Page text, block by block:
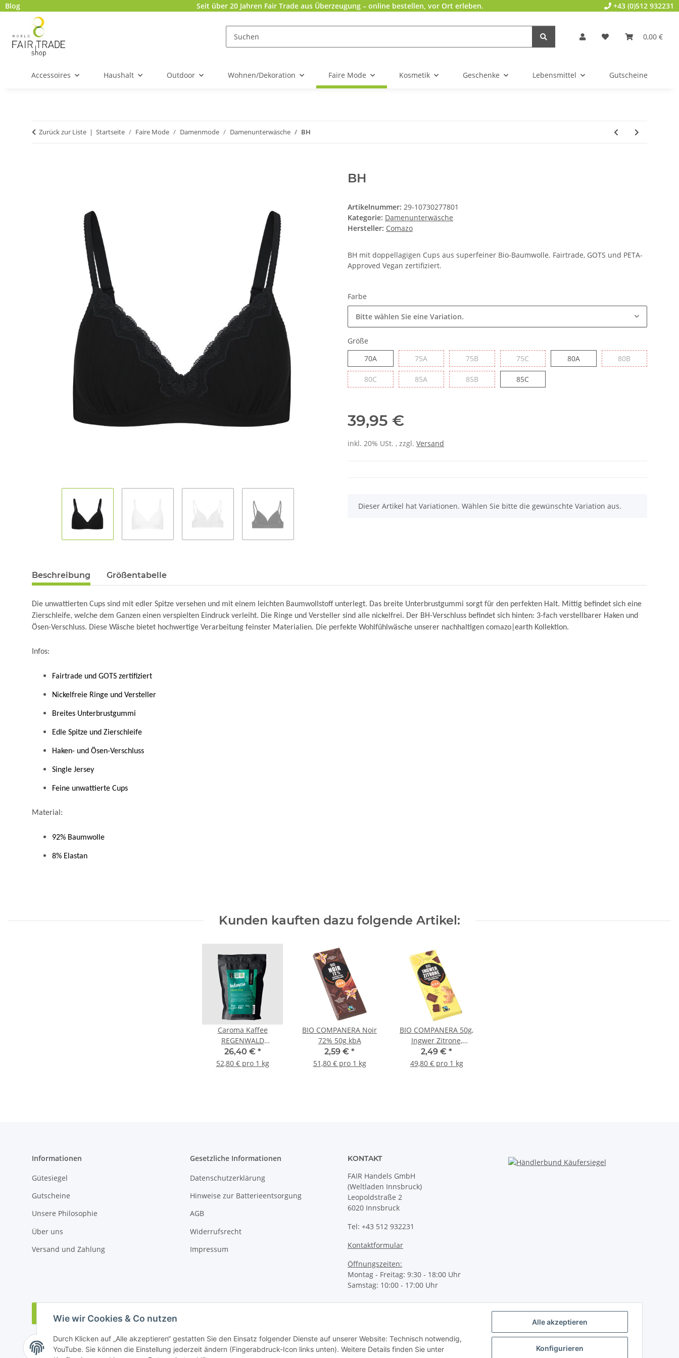
Alle akzeptieren
Konfigurieren
Wie wir Cookies & Co nutzen
Durch Klicken auf „Alle akzeptieren“ gestatten Sie den Einsatz folgender Dienste auf unserer Website: Technisch notwendig,
YouTube. Sie können die Einstellung jederzeit ändern (Fingerabdruck-Icon links unten). Weitere Details finden Sie unter
Blog Seit über 20 Jahren Fair Trade aus Überzeugung – online bestellen, vor Ort erleben. +43 (0)512 932231
0,00 €
Accessoires Haushalt Outdoor Wohnen/Dekoration Faire Mode Kosmetik Geschenke Lebensmittel Gutscheine
Zurück zur Liste Startseite Faire Mode Damenmode Damenunterwäsche BH
BH
Artikelnummer: 29-10730277801
Kategorie: Damenunterwäsche
Hersteller: Comazo
BH mit doppellagigen Cups aus superfeiner Bio-Baumwolle. Fairtrade, GOTS und PETA-
Approved Vegan zertifiziert.
Farbe
Bitte wählen Sie eine Variation.
Größe
70A70A 75A 75B75B 75C 80A80A 80B
80C80C 85A 85B85B 85C85C
39,95 €
inkl. 20% USt. , zzgl. Versand
x
Dieser Artikel hat Variationen. Wählen Sie bitte die gewünschte Variation aus.
Beschreibung Größentabelle
Die unwattierten Cups sind mit edler Spitze versehen und mit einem leichten Baumwollstoff unterlegt. Das breite Unterbrustgummi sorgt für den perfekten Halt. Mittig befindet sich eine
Zierschleife, welche dem Ganzen einen verspielten Eindruck verleiht. Die Ringe und Versteller sind alle nickelfrei. Der BH-Verschluss befindet sich hinten: 3-fach verstellbarer Haken und
Ösen-Verschluss. Diese Wäsche bietet hochwertige Verarbeitung feinster Materialien. Die perfekte Wohlfühlwäsche unserer nachhaltigen comazo|earth Kollektion.
Infos:
Fairtrade und GOTS zertifiziert
Nickelfreie Ringe und Versteller
Breites Unterbrustgummi
Edle Spitze und Zierschleife
Haken- und Ösen-Verschluss
Single Jersey
Feine unwattierte Cups
Material:
92% Baumwolle
8% Elastan
Kunden kauften dazu folgende Artikel:
Caroma Kaffee
REGENWALD
INDONESIEN 500g
26,40 € *
52,80 € pro 1 kg
BIO COMPANERA Noir
72% 50g kbA
2,59 € *
51,80 € pro 1 kg
BIO COMPANERA 50g,
Ingwer Zitrone,
Zartbitter
2,49 € *
49,80 € pro 1 kg
Informationen
Gütesiegel
Gutscheine
Unsere Philosophie
Über uns
Versand und Zahlung
Gesetzliche Informationen
Datenschutzerklärung
Hinweise zur Batterieentsorgung
AGB
Widerrufsrecht
Impressum
KONTAKT
FAIR Handels GmbH
(Weltladen Innsbruck)
Leopoldstraße 2
6020 Innsbruck
Tel: +43 512 932231
Kontaktformular
Öffnungszeiten:
Montag - Freitag: 9:30 - 18:00 Uhr
Samstag: 10:00 - 17:00 Uhr
Vertrag widerrufen